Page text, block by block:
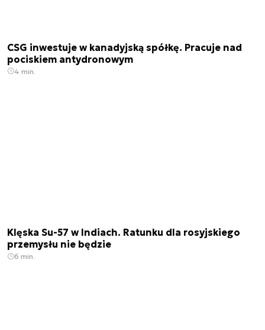
CSG inwestuje w kanadyjską spółkę. Pracuje nad
pociskiem antydronowym
4 min.
Klęska Su-57 w Indiach. Ratunku dla rosyjskiego
przemysłu nie będzie
6 min.